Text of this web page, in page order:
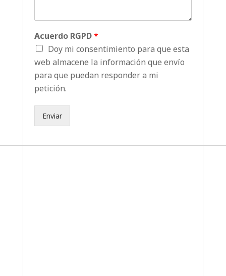
Acuerdo RGPD*
Doy mi consentimiento para que esta
web almacene la información que envío
para que puedan responder a mi
petición.
Enviar